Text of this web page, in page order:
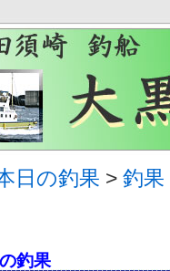
日の釣果 > 釣果
釣果